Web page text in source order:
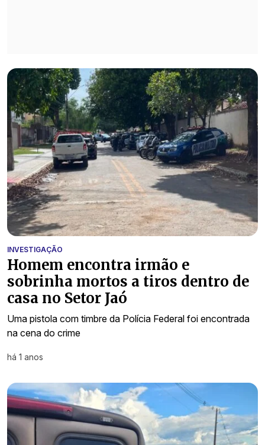
INVESTIGAÇÃO
Homem encontra irmão e
sobrinha mortos a tiros dentro de
casa no Setor Jaó
Uma pistola com timbre da Polícia Federal foi encontrada
na cena do crime
há 1 anos